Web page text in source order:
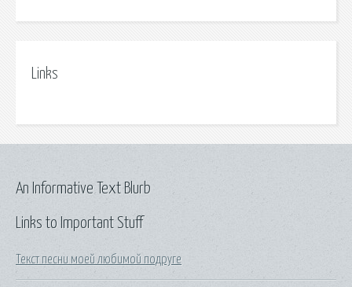
Links
Links to Important Stuff
Текст песни моей любимой подруге
An Informative Text Blurb